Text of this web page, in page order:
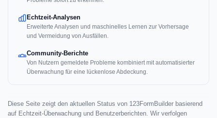
Echtzeit-Analysen
Erweiterte Analysen und maschinelles Lernen zur Vorhersage
und Vermeidung von Ausfällen.
Community-Berichte
Von Nutzern gemeldete Probleme kombiniert mit automatisierter
Überwachung für eine lückenlose Abdeckung.
Diese Seite zeigt den aktuellen Status von 123FormBuilder basierend
auf Echtzeit-Überwachung und Benutzerberichten. Wir verfolgen